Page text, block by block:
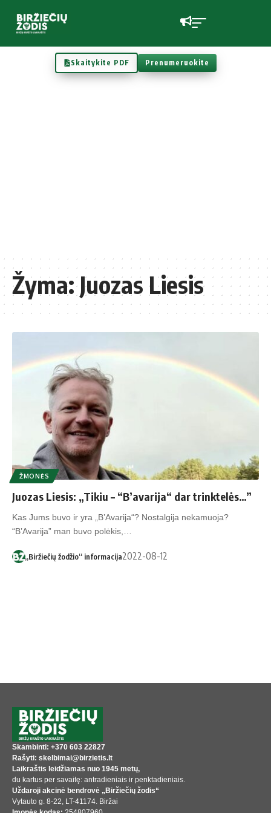
Skaitykite PDF Prenumeruokite
Žyma:Juozas Liesis
ŽMONĖS
Juozas Liesis: „Tikiu – “B’avarija“ dar trinktelės…”
Kas Jums buvo ir yra „B’Avarija“? Nostalgija nekamuoja?
“B’Avarija” man buvo polėkis,…
„Biržiečių žodžio“ informacija2022-08-12
Skambinti: +370 603 22827
Rašyti: skelbimai@birzietis.lt
Laikraštis leidžiamas nuo 1945 metų,
du kartus per savaitę: antradieniais ir penktadieniais.
Uždaroji akcinė bendrovė „Biržiečių žodis“
Vytauto g. 8-22, LT-41174. Biržai